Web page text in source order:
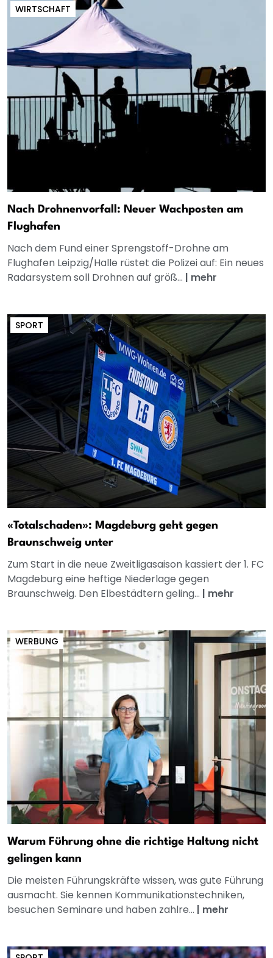
WIRTSCHAFT
Nach Drohnenvorfall: Neuer Wachposten am
Flughafen
Nach dem Fund einer Sprengstoff-Drohne am
Flughafen Leipzig/Halle rüstet die Polizei auf: Ein neues
Radarsystem soll Drohnen auf größ... | mehr
SPORT
«Totalschaden»: Magdeburg geht gegen
Braunschweig unter
Zum Start in die neue Zweitligasaison kassiert der 1. FC
Magdeburg eine heftige Niederlage gegen
Braunschweig. Den Elbestädtern geling... | mehr
WERBUNG
Warum Führung ohne die richtige Haltung nicht
gelingen kann
Die meisten Führungskräfte wissen, was gute Führung
ausmacht. Sie kennen Kommunikationstechniken,
besuchen Seminare und haben zahlre... | mehr